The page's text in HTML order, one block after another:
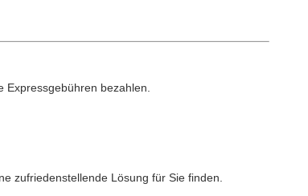
bezahlen.
zufriedenstellende Lösung für Sie finden.